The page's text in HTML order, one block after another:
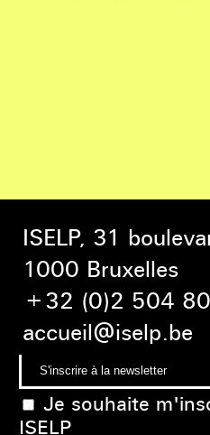
ISELP, 31
1000 Bruxelles
+32 (0)2 504
accueil@iselp.be
Je souhaite
ISELP